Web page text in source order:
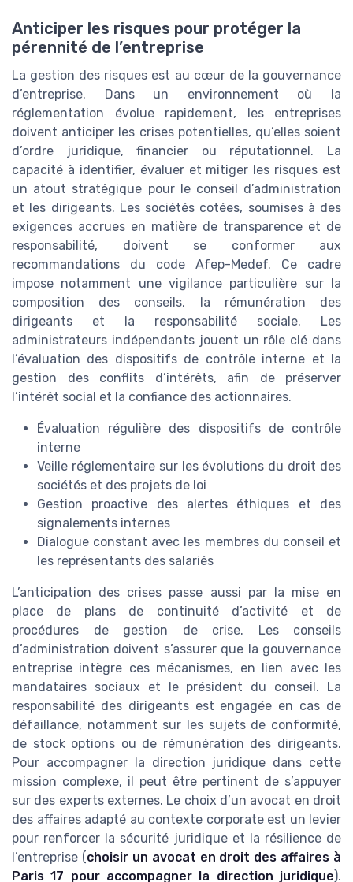
Anticiper les risques pour protéger la
pérennité de l’entreprise
La gestion des risques est au cœur de la gouvernance
d’entreprise. Dans un environnement où la
réglementation évolue rapidement, les entreprises
doivent anticiper les crises potentielles, qu’elles soient
d’ordre juridique, financier ou réputationnel. La
capacité à identifier, évaluer et mitiger les risques est
un atout stratégique pour le conseil d’administration
et les dirigeants. Les sociétés cotées, soumises à des
exigences accrues en matière de transparence et de
responsabilité, doivent se conformer aux
recommandations du code Afep-Medef. Ce cadre
impose notamment une vigilance particulière sur la
composition des conseils, la rémunération des
dirigeants et la responsabilité sociale. Les
administrateurs indépendants jouent un rôle clé dans
l’évaluation des dispositifs de contrôle interne et la
gestion des conflits d’intérêts, afin de préserver
l’intérêt social et la confiance des actionnaires.
Évaluation régulière des dispositifs de contrôle
interne
Veille réglementaire sur les évolutions du droit des
sociétés et des projets de loi
Gestion proactive des alertes éthiques et des
signalements internes
Dialogue constant avec les membres du conseil et
les représentants des salariés
L’anticipation des crises passe aussi par la mise en
place de plans de continuité d’activité et de
procédures de gestion de crise. Les conseils
d’administration doivent s’assurer que la gouvernance
entreprise intègre ces mécanismes, en lien avec les
mandataires sociaux et le président du conseil. La
responsabilité des dirigeants est engagée en cas de
défaillance, notamment sur les sujets de conformité,
de stock options ou de rémunération des dirigeants.
Pour accompagner la direction juridique dans cette
mission complexe, il peut être pertinent de s’appuyer
sur des experts externes. Le choix d’un avocat en droit
des affaires adapté au contexte corporate est un levier
pour renforcer la sécurité juridique et la résilience de
l’entreprise (choisir un avocat en droit des affaires à
Paris 17 pour accompagner la direction juridique).